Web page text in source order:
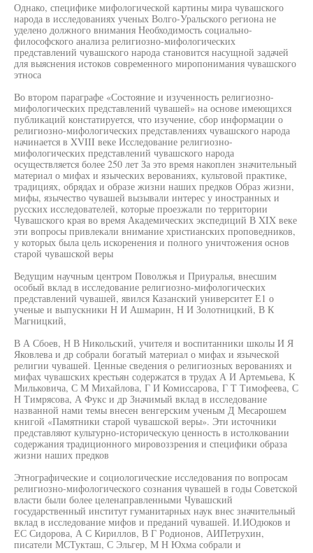
Однако, специфике мифологической картины мира чувашского
народа в исследованиях ученых Волго-Уральского региона не
уделено должного внимания Необходимость социально-
философского анализа религиозно-мифологических
представлений чувашского народа становится насущной задачей
для выяснения истоков современного миропонимания чувашского
этноса
Во втором параграфе «Состояние и изученность религиозно-
мифологических представлений чувашей» на основе имеющихся
публикаций констатируется, что изучение, сбор информации о
религиозно-мифологических представлениях чувашского народа
начинается в XVIII веке Исследование религиозно-
мифологических представлений чувашского народа
осуществляется более 250 лет За это время накоплен значительный
материал о мифах и языческих верованиях, культовой практике,
традициях, обрядах и образе жизни наших предков Образ жизни,
мифы, язычество чувашей вызывали интерес у иностранных и
русских исследователей, которые проезжали по территории
Чувашского края во время Академических экспедиций В XIX веке
эти вопросы привлекали внимание христианских проповедников,
у которых была цель искоренения и полного уничтожения основ
старой чувашской веры
Ведущим научным центром Поволжья и Приуралья, внесшим
особый вклад в исследование религиозно-мифологических
представлений чувашей, явился Казанский университет Е1 о
ученые и выпускники Н И Ашмарин, Н И Золотницкий, В К
Магницкий,
В А Сбоев, Н В Никольский, учителя и воспитанники школы И Я
Яковлева и др собрали богатый материал о мифах и языческой
религии чувашей. Ценные сведения о религиозных верованиях и
мифах чувашских крестьян содержатся в трудах А И Артемьева, К
Мильковича, С М Михайлова, Г И Комиссарова, Г Т Тимофеева, С
Н Тимрясова, А Фукс и др Значимый вклад в исследование
названной нами темы внесен венгерским ученым Д Месарошем
книгой «Памятники старой чувашской веры». Эти источники
представляют культурно-историческую ценность в истолковании
содержания традиционного мировоззрения и специфики образа
жизни наших предков
Этнографические и социологические исследования по вопросам
религиозно-мифологического сознания чувашей в годы Советской
власти были более целенаправленными Чувашский
государственный институт гуманитарных наук внес значительный
вклад в исследование мифов и преданий чувашей. И.ИОдюков и
ЕС Сидорова, А С Кириллов, В Г Родионов, АИПетрухин,
писатели МСТукташ, С Эльгер, М Н Юхма собрали и